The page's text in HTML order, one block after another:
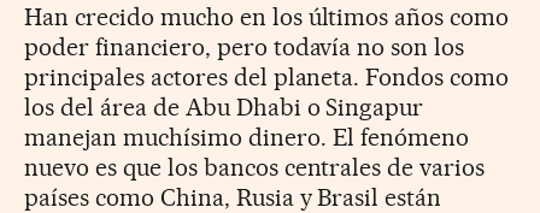
Han crecido mucho en los últimos años como
poder financiero, pero todavía no son los
principales actores del planeta. Fondos como
los del área de Abu Dhabi o Singapur
manejan muchísimo dinero. El fenómeno
nuevo es que los bancos centrales de varios
países como China, Rusia y Brasil están